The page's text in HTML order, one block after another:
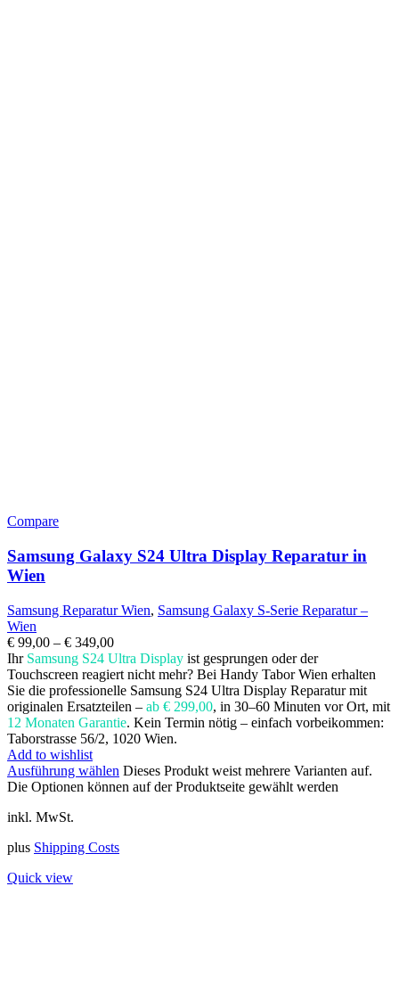
Compare
Samsung Galaxy S24 Ultra Display Reparatur in
Wien
Samsung Reparatur Wien, Samsung Galaxy S-Serie Reparatur –
Wien
€ 99,00 – € 349,00
Ihr Samsung S24 Ultra Display ist gesprungen oder der
Touchscreen reagiert nicht mehr? Bei Handy Tabor Wien erhalten
Sie die professionelle Samsung S24 Ultra Display Reparatur mit
originalen Ersatzteilen – ab € 299,00, in 30–60 Minuten vor Ort, mit
12 Monaten Garantie. Kein Termin nötig – einfach vorbeikommen:
Taborstrasse 56/2, 1020 Wien.
Add to wishlist
Ausführung wählen Dieses Produkt weist mehrere Varianten auf.
Die Optionen können auf der Produktseite gewählt werden
inkl. MwSt.
plus Shipping Costs
Quick view